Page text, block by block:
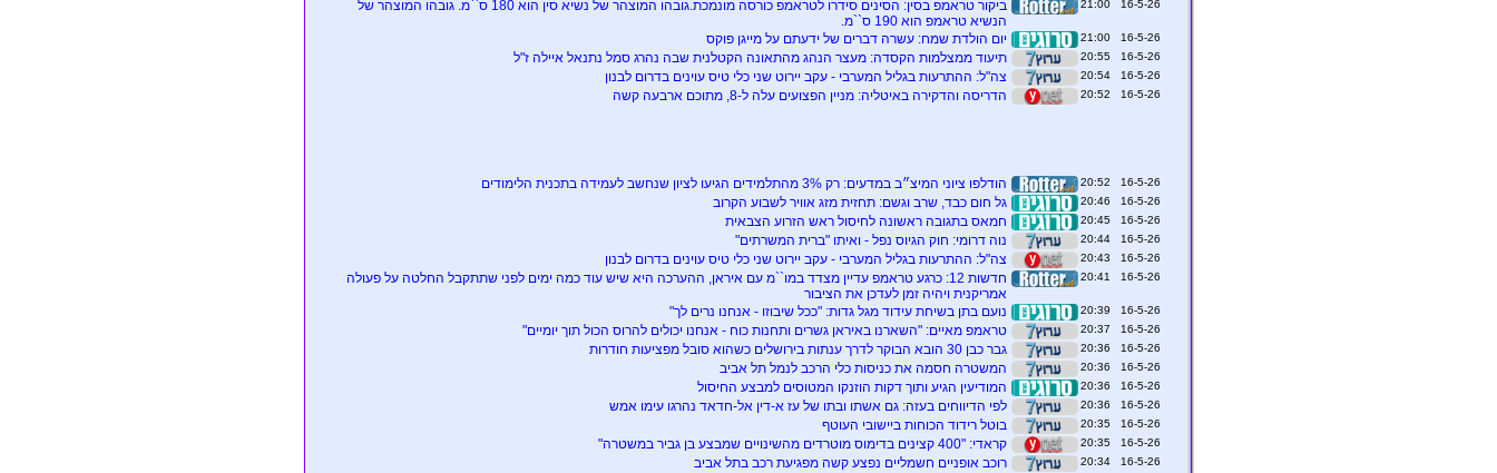
16-5-26 21:00
ביקור טראמפ בסין: הסינים סידרו לטראמפ כורסה מונמכת.גובהו המוצהר של נשיא סין הוא 180 ס``מ. גובהו המוצהר של
הנשיא טראמפ הוא 190 ס``מ.
16-5-26 21:00 יום הולדת שמח: עשרה דברים של ידעתם על מייגן פוקס
16-5-26 20:55 תיעוד ממצלמות הקסדה: מעצר הנהג מהתאונה הקטלנית שבה נהרג סמל נתנאל איילה ז"ל
16-5-26 20:54 צה"ל: ההתרעות בגליל המערבי - עקב יירוט שני כלי טיס עוינים בדרום לבנון
16-5-26 20:52 הדריסה והדקירה באיטליה: מניין הפצועים עלה ל-8, מתוכם ארבעה קשה
16-5-26 20:52 הודלפו ציוני המיצ״ב במדעים: רק 3% מהתלמידים הגיעו לציון שנחשב לעמידה בתכנית הלימודים
16-5-26 20:46 גל חום כבד, שרב וגשם: תחזית מזג אוויר לשבוע הקרוב
16-5-26 20:45 חמאס בתגובה ראשונה לחיסול ראש הזרוע הצבאית
16-5-26 20:44 נוה דרומי: חוק הגיוס נפל - ואיתו "ברית המשרתים"
16-5-26 20:43 צה"ל: ההתרעות בגליל המערבי - עקב יירוט שני כלי טיס עוינים בדרום לבנון
16-5-26 20:41
חדשות 12: כרגע טראמפ עדיין מצדד במו``מ עם איראן, ההערכה היא שיש עוד כמה ימים לפני שתתקבל החלטה על פעולה
אמריקנית ויהיה זמן לעדכן את הציבור
16-5-26 20:39 נועם בתן בשיחת עידוד מגל גדות: "ככל שיבוזו - אנחנו נרים לך"
16-5-26 20:37 טראמפ מאיים: "השארנו באיראן גשרים ותחנות כוח - אנחנו יכולים להרוס הכול תוך יומיים"
16-5-26 20:36 גבר כבן 30 הובא הבוקר לדרך ענתות בירושלים כשהוא סובל מפציעות חודרות
16-5-26 20:36 המשטרה חסמה את כניסות כלי הרכב לנמל תל אביב
16-5-26 20:36 המודיעין הגיע ותוך דקות הוזנקו המטוסים למבצע החיסול
16-5-26 20:36 לפי הדיווחים בעזה: גם אשתו ובתו של עז א-דין אל-חדאד נהרגו עימו אמש
16-5-26 20:35 בוטל רידוד הכוחות ביישובי העוטף
16-5-26 20:35 קראדי: "400 קצינים בדימוס מוטרדים מהשינויים שמבצע בן גביר במשטרה"
16-5-26 20:34 רוכב אופניים חשמליים נפצע קשה מפגיעת רכב בתל אביב